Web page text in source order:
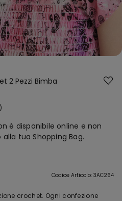
2 Pezzi Bimba
è disponibile online e non
tua Shopping Bag.
Codice Articolo: 3AC264
crochet. Ogni confezione